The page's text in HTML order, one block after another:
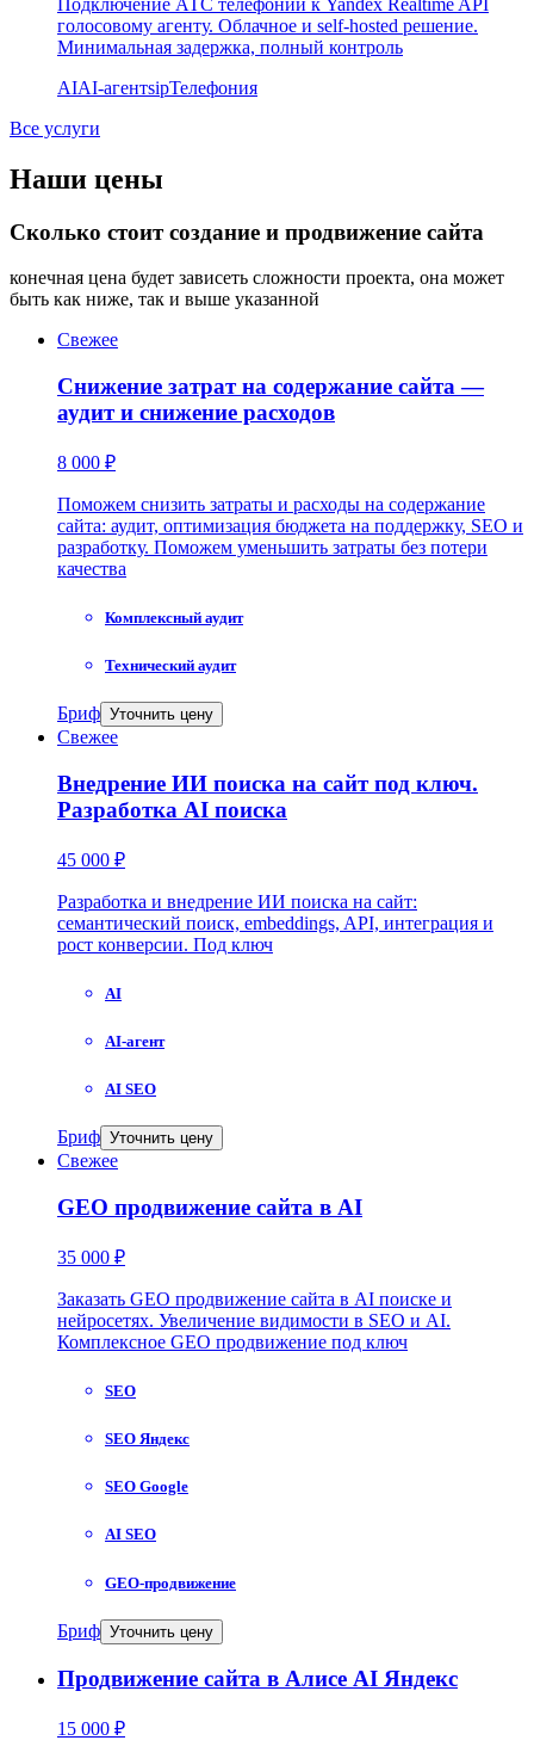
голосовому агенту. Облачное и self-hosted решение.
Минимальная задержка, полный контроль
AIAI-агентsipТелефония
Все услуги
Наши цены
Сколько стоит создание и продвижение сайта
конечная цена будет зависеть сложности проекта, она может
быть как ниже, так и выше указанной
Свежее
Снижение затрат на содержание сайта —
аудит и снижение расходов
8 000 ₽
Поможем снизить затраты и расходы на содержание
сайта: аудит, оптимизация бюджета на поддержку, SEO и
разработку. Поможем уменьшить затраты без потери
качества
Комплексный аудит
Технический аудит
Бриф Уточнить цену
Свежее
Внедрение ИИ поиска на сайт под ключ.
Разработка AI поиска
45 000 ₽
Разработка и внедрение ИИ поиска на сайт:
семантический поиск, embeddings, API, интеграция и
рост конверсии. Под ключ
AI
AI-агент
AI SEO
Бриф Уточнить цену
Свежее
GEO продвижение сайта в AI
35 000 ₽
Заказать GEO продвижение сайта в AI поиске и
нейросетях. Увеличение видимости в SEO и AI.
Комплексное GEO продвижение под ключ
SEO
SEO Яндекс
SEO Google
AI SEO
GEO-продвижение
Бриф Уточнить цену
Продвижение сайта в Алисе AI Яндекс
15 000 ₽